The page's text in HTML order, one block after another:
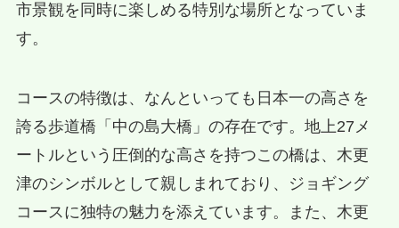
市景観を同時に楽しめる特別な場所となっていま
す。
コースの特徴は、なんといっても日本一の高さを
誇る歩道橋「中の島大橋」の存在です。地上27メ
ートルという圧倒的な高さを持つこの橋は、木更
津のシンボルとして親しまれており、ジョギング
コースに独特の魅力を添えています。また、木更